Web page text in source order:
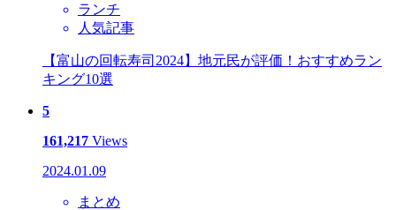
ランチ
人気記事
【富山の回転寿司2024】地元民が評価！おすすめラン
キング10選
5
161,217 Views
2024.01.09
まとめ